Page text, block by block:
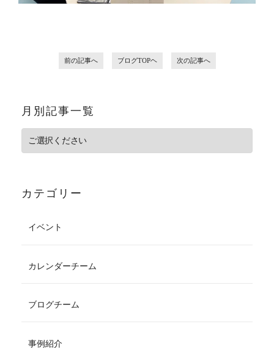
前の記事へ ブログTOPヘ 次の記事へ
月別記事一覧
カテゴリー
イベント
カレンダーチーム
ブログチーム
事例紹介